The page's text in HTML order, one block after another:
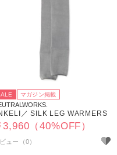
マガジン掲載
／ SILK LEG WARMERS
3,960（40%OFF）